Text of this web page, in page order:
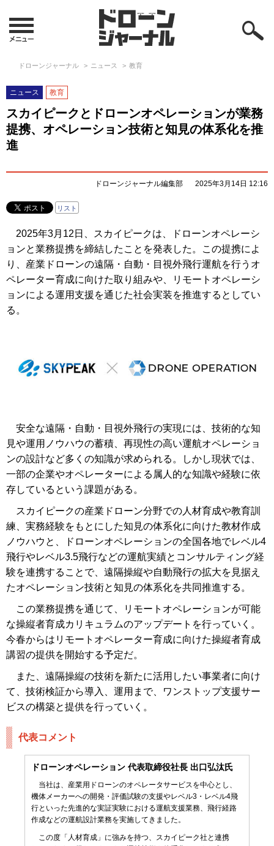
ドローンジャーナル ニュース 教育
ニュース 教育
スカイピークとドローンオペレーションが業務
提携、オペレーション技術と知見の体系化を推
進
ドローンジャーナル編集部 2025年3月14日 12:16
リスト
2025年3月12日、スカイピークは、ドローンオペレーシ
ョンと業務提携を締結したことを発表した。この提携によ
り、産業ドローンの遠隔・自動・目視外飛行運航を行うオ
ペレーター育成に向けた取り組みや、リモートオペレーシ
ョンによる運用支援を通じた社会実装を推進するとしてい
る。
安全な遠隔・自動・目視外飛行の実現には、技術的な知
見や運用ノウハウの蓄積、再現性の高い運航オペレーショ
ンの設計など多くの知識が求められる。しかし現状では、
一部の企業やオペレーターによる属人的な知識や経験に依
存しているという課題がある。
スカイピークの産業ドローン分野での人材育成や教育訓
練、実務経験をもとにした知見の体系化に向けた教材作成
ノウハウと、ドローンオペレーションの全国各地でレベル4
飛行やレベル3.5飛行などの運航実績とコンサルティング経
験を連携することで、遠隔操縦や自動飛行の拡大を見据え
たオペレーション技術と知見の体系化を共同推進する。
この業務提携を通じて、リモートオペレーションが可能
な操縦者育成カリキュラムのアップデートを行っていく。
今春からはリモートオペレーター育成に向けた操縦者育成
講習の提供を開始する予定だ。
また、遠隔操縦の技術を新たに活用したい事業者に向け
て、技術検証から導入、運用まで、ワンストップ支援サー
ビスの構築と提供を行っていく。
代表コメント
ドローンオペレーション 代表取締役社長 出口弘汰氏
当社は、産業用ドローンのオペレータサービスを中心とし、
機体メーカーへの開発・評価試験の支援やレベル3・レベル4飛
行といった先進的な実証実験における運航支援業務、飛行経路
作成などの運航設計業務を実施してきました。
この度「人材育成」に強みを持つ、スカイピーク社と連携